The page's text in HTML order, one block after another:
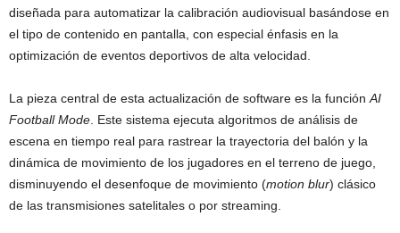
diseñada para automatizar la calibración audiovisual basándose en
el tipo de contenido en pantalla, con especial énfasis en la
optimización de eventos deportivos de alta velocidad.
La pieza central de esta actualización de software es la funciónAI
Football Mode. Este sistema ejecuta algoritmos de análisis de
escena en tiempo real para rastrear la trayectoria del balón y la
dinámica de movimiento de los jugadores en el terreno de juego,
disminuyendo el desenfoque de movimiento (motion blur) clásico
de las transmisiones satelitales o por streaming.